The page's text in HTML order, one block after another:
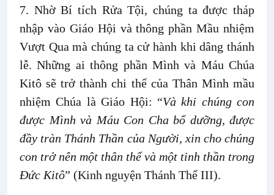
7. Nhờ Bí tích Rửa Tội, chúng ta được tháp
nhập vào Giáo Hội và thông phần Mầu nhiệm
Vượt Qua mà chúng ta cử hành khi dâng thánh
lễ. Những ai thông phần Mình và Máu Chúa
Kitô sẽ trở thành chi thể của Thân Mình mầu
nhiệm Chúa là Giáo Hội: “Và khi chúng con
được Mình và Máu Con Cha bổ dưỡng, được
đầy tràn Thánh Thần của Người, xin cho chúng
con trở nên một thân thể và một tinh thần trong
Đức Kitô” (Kinh nguyện Thánh Thể III).